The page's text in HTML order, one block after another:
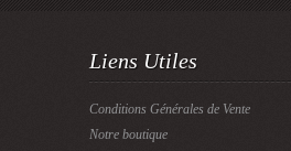
Liens Utiles
Conditions Générales de Vente
Notre boutique